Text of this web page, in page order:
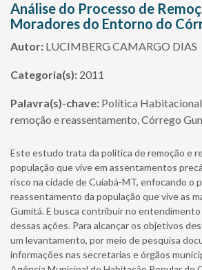
Análise do Processo de
Moradores do Entorno do
Autor: LUCIMBERG CAMARGO DIAS
Categoria(s): 2011
Palavra(s)-chave: Política
remoção e reassentamento, Córrego
Este estudo trata da política de remoção e
população que vive em assentamentos
risco na cidade de Cuiabá-MT, enfocando o
reassentamento da população que vive as
Gumitá. E busca contribuir no
dessas ações. Para alcançar os objetivos
um levantamento, por meio de pesquisa
informações nas secretarias e órgãos